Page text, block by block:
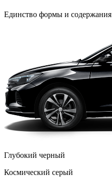
Единство формы и содержания
Глубокий черный
Космический серый